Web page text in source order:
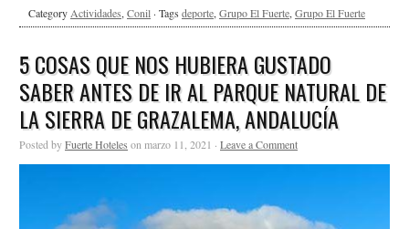
Category Actividades, Conil · Tags deporte, Grupo El Fuerte, Grupo El Fuerte
5 COSAS QUE NOS HUBIERA GUSTADO
SABER ANTES DE IR AL PARQUE NATURAL DE
LA SIERRA DE GRAZALEMA, ANDALUCÍA
Posted byFuerte Hoteles on marzo 11, 2021 · Leave a Comment